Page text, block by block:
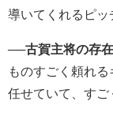
導いてくれるピッ
──古賀主将の存在
ものすごく頼れ
任せていて、すご